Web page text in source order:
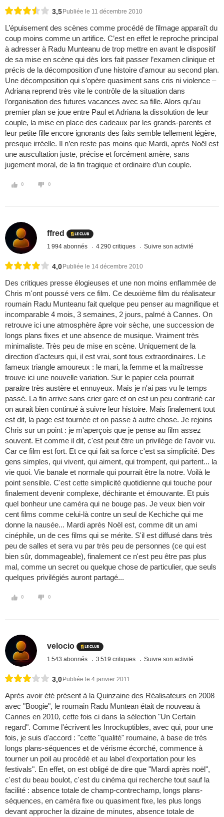
3,5 Publiée le 11 décembre 2010
L’épuisement des scènes comme procédé de filmage apparaît du
coup moins comme un artifice. C’est en effet le reproche principal
à adresser à Radu Munteanu de trop mettre en avant le dispositif
de sa mise en scène qui dès lors fait passer l’examen clinique et
précis de la décomposition d’une histoire d’amour au second plan.
Une décomposition qui s’opère quasiment sans cris ni violence –
Adriana reprend très vite le contrôle de la situation dans
l’organisation des futures vacances avec sa fille. Alors qu’au
premier plan se joue entre Paul et Adriana la dissolution de leur
couple, la mise en place des cadeaux par les grands-parents et
leur petite fille encore ignorants des faits semble tellement légère,
presque irréelle. Il n’en reste pas moins que Mardi, après Noël est
une auscultation juste, précise et forcément amère, sans
jugement moral, de la fin tragique et ordinaire d’un couple.
0 0
ffred
1 994 abonnés 4 290 critiques Suivre son activité
4,0 Publiée le 14 décembre 2010
Des critiques presse élogieuses et une non moins enflammée de
Chris m'ont poussé vers ce film. Ce deuxième film du réalisateur
roumain Radu Munteanu fait quelque peu penser au magnifique et
incomparable 4 mois, 3 semaines, 2 jours, palmé à Cannes. On
retrouve ici une atmosphère âpre voir sèche, une succession de
longs plans fixes et une absence de musique. Vraiment très
minimaliste. Très peu de mise en scène. Uniquement de la
direction d'acteurs qui, il est vrai, sont tous extraordinaires. Le
fameux triangle amoureux : le mari, la femme et la maîtresse
trouve ici une nouvelle variation. Sur le papier cela pourrait
paraitre très austère et ennuyeux. Mais je n'ai pas vu le temps
passé. La fin arrive sans crier gare et on est un peu contrarié car
on aurait bien continué à suivre leur histoire. Mais finalement tout
est dit, la page est tournée et on passe à autre chose. Je rejoins
Chris sur un point : je m'aperçois que je pense au film assez
souvent. Et comme il dit, c'est peut être un privilège de l'avoir vu.
Car ce film est fort. Et ce qui fait sa force c'est sa simplicité. Des
gens simples, qui vivent, qui aiment, qui trompent, qui partent... la
vie quoi. Vie banale et normale qui pourrait être la notre. Voilà le
point sensible. C'est cette simplicité quotidienne qui touche pour
finalement devenir complexe, déchirante et émouvante. Et puis
quel bonheur une caméra qui ne bouge pas. Je veux bien voir
cent films comme celui-là contre un seul de Kechiche qui me
donne la nausée... Mardi après Noël est, comme dit un ami
cinéphile, un de ces films qui se mérite. S'il est diffusé dans très
peu de salles et sera vu par très peu de personnes (ce qui est
bien sûr, dommageable), finalement ce n'est peu être pas plus
mal, comme un secret ou quelque chose de particulier, que seuls
quelques privilégiés auront partagé...
0 0
velocio
1 543 abonnés 3 519 critiques Suivre son activité
3,0 Publiée le 4 janvier 2011
Après avoir été présent à la Quinzaine des Réalisateurs en 2008
avec "Boogie", le roumain Radu Muntean était de nouveau à
Cannes en 2010, cette fois ci dans la sélection "Un Certain
regard". Comme l'écrivent les Inrockuptibles, avec qui, pour une
fois, je suis d'accord : "cette "qualité" roumaine, à base de très
longs plans-séquences et de vérisme écorché, commence à
tourner un poil au procédé et au label d'exportation pour les
festivals". En effet, on est obligé de dire que "Mardi après noël",
c'est du beau boulot, c'est du cinéma qui recherche tout sauf la
facilité : absence totale de champ-contrechamp, longs plans-
séquences, en caméra fixe ou quasiment fixe, les plus longs
devant approcher la dizaine de minutes, absence totale de